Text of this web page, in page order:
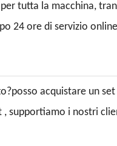
tutta la macchina,
24 ore di servizio
acquistare un
, supportiamo i nostri